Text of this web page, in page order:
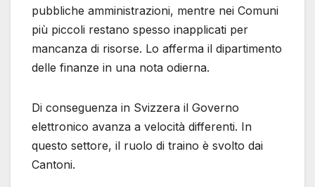
pubbliche amministrazioni, mentre nei Comuni
più piccoli restano spesso inapplicati per
mancanza di risorse. Lo afferma il dipartimento
delle finanze in una nota odierna.
Di conseguenza in Svizzera il Governo
elettronico avanza a velocità differenti. In
questo settore, il ruolo di traino è svolto dai
Cantoni.